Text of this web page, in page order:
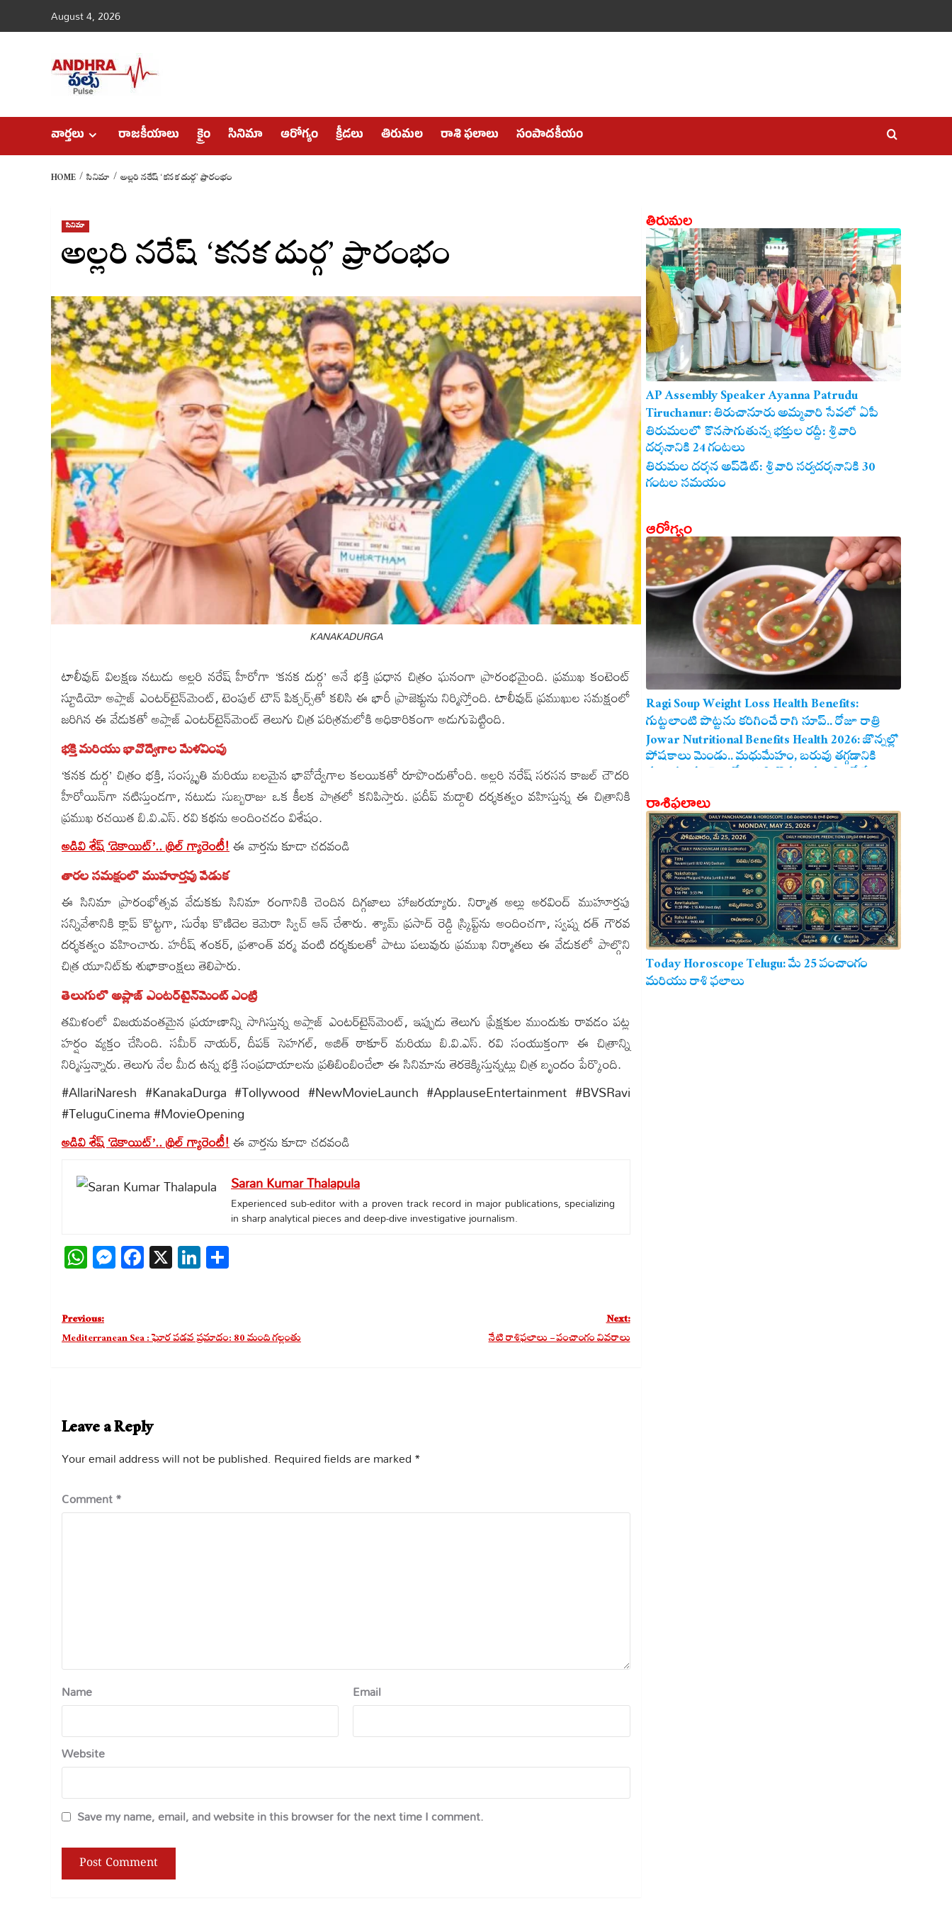
to
August 4, 2026
వార్తలు రాజకీయాలు క్రైం సినిమా ఆరోగ్యం క్రీడలు తిరుమల రాశి ఫలాలు సంపాదకీయం
HOME సినిమా అల్లరి నరేష్ ‘కనక దుర్గ’ ప్రారంభం
సినిమా
అల్లరి నరేష్ ‘కనక దుర్గ’ ప్రారంభం
KANAKADURGA
టాలీవుడ్ విలక్షణ నటుడు అల్లరి నరేష్ హీరోగా ‘కనక దుర్గ’ అనే భక్తి ప్రధాన చిత్రం ఘనంగా ప్రారంభమైంది. ప్రముఖ కంటెంట్
స్టూడియో అప్లాజ్ ఎంటర్‌టైన్‌మెంట్, టెంపుల్ టౌన్ పిక్చర్స్‌తో కలిసి ఈ భారీ ప్రాజెక్టును నిర్మిస్తోంది. టాలీవుడ్ ప్రముఖుల సమక్షంలో
జరిగిన ఈ వేడుకతో అప్లాజ్ ఎంటర్‌టైన్‌మెంట్ తెలుగు చిత్ర పరిశ్రమలోకి అధికారికంగా అడుగుపెట్టింది.
భక్తి మరియు భావోద్వేగాల మేళవింపు
‘కనక దుర్గ’ చిత్రం భక్తి, సంస్కృతి మరియు బలమైన భావోద్వేగాల కలయికతో రూపొందుతోంది. అల్లరి నరేష్ సరసన కాజల్ చౌదరి
హీరోయిన్‌గా నటిస్తుండగా, నటుడు సుబ్బరాజు ఒక కీలక పాత్రలో కనిపిస్తారు. ప్రదీప్ మద్దాలి దర్శకత్వం వహిస్తున్న ఈ చిత్రానికి
ప్రముఖ రచయిత బి.వి.ఎస్. రవి కథను అందించడం విశేషం.
అడివి శేష్ ‘డెకాయిట్’.. థ్రిల్ గ్యారెంటీ!ఈ వార్తను కూడా చదవండి
తారల సమక్షంలో ముహూర్తపు వేడుక
ఈ సినిమా ప్రారంభోత్సవ వేడుకకు సినిమా రంగానికి చెందిన దిగ్గజాలు హాజరయ్యారు. నిర్మాత అల్లు అరవింద్ ముహూర్తపు
సన్నివేశానికి క్లాప్ కొట్టగా, సురేఖ కొణిదెల కెమెరా స్విచ్ ఆన్ చేశారు. శ్యామ్ ప్రసాద్ రెడ్డి స్క్రిప్ట్‌ను అందించగా, స్వప్న దత్ గౌరవ
దర్శకత్వం వహించారు. హరీష్ శంకర్, ప్రశాంత్ వర్మ వంటి దర్శకులతో పాటు పలువురు ప్రముఖ నిర్మాతలు ఈ వేడుకలో పాల్గొని
చిత్ర యూనిట్‌కు శుభాకాంక్షలు తెలిపారు.
తెలుగులో అప్లాజ్ ఎంటర్‌టైన్‌మెంట్ ఎంట్రీ
తమిళంలో విజయవంతమైన ప్రయాణాన్ని సాగిస్తున్న అప్లాజ్ ఎంటర్‌టైన్‌మెంట్, ఇప్పుడు తెలుగు ప్రేక్షకుల ముందుకు రావడం పట్ల
హర్షం వ్యక్తం చేసింది. సమీర్ నాయర్, దీపక్ సెహగల్, అజిత్ ఠాకూర్ మరియు బి.వి.ఎస్. రవి సంయుక్తంగా ఈ చిత్రాన్ని
నిర్మిస్తున్నారు. తెలుగు నేల మీద ఉన్న భక్తి సంప్రదాయాలను ప్రతిబింబించేలా ఈ సినిమాను తెరకెక్కిస్తున్నట్లు చిత్ర బృందం పేర్కొంది.
#AllariNaresh #KanakaDurga #Tollywood #NewMovieLaunch #ApplauseEntertainment #BVSRavi
#TeluguCinema #MovieOpening
అడివి శేష్ ‘డెకాయిట్’.. థ్రిల్ గ్యారెంటీ!ఈ వార్తను కూడా చదవండి
Saran Kumar Thalapula
Experienced sub-editor with a proven track record in major publications, specializing
in sharp analytical pieces and deep-dive investigative journalism.
WhatsApp
Messenger
Facebook
X LinkedIn
Post
navigation
Previous:
Mediterranean Sea : ఘోర పడవ ప్రమాదం: 80 మంది గల్లంతు
Next:
నేటి రాశిఫలాలు – పంచాంగం వివరాలు
Leave a Reply
Your email address will not be published. Required fields are marked*
Comment*
Name Email
Website
Save my name, email, and website in this browser for the next time I comment.
తిరుమల
AP Assembly Speaker Ayanna Patrudu
Tiruchanur: తిరుచానూరు అమ్మవారి సేవలో ఏపీ
అసెంబ్లీ స్పీకర్.. కుటుంబ సమేతంగా దర్శించుకున్న
అయ్యన్నపాత్రుడు!
తిరుమలలో కొనసాగుతున్న భక్తుల రద్దీ: శ్రీవారి
దర్శనానికి 24 గంటలు
తిరుమల దర్శన అప్‌డేట్: శ్రీవారి సర్వదర్శనానికి 30
గంటల సమయం
ఆరోగ్యం
Ragi Soup Weight Loss Health Benefits:
గుట్టలాంటి పొట్టను కరిగించే రాగి సూప్.. రోజూ రాత్రి
తాగితే బరువు తగ్గడం ఖాయం!
Jowar Nutritional Benefits Health 2026: జొన్నల్లో
పోషకాలు మెండు.. మధుమేహం, బరువు తగ్గడానికి
మరియు గుండె ఆరోగ్యానికి జొన్న అన్నం ఎంతో మేలు!
రాశిఫలాలు
Today Horoscope Telugu: మే 25 పంచాంగం
మరియు రాశి ఫలాలు